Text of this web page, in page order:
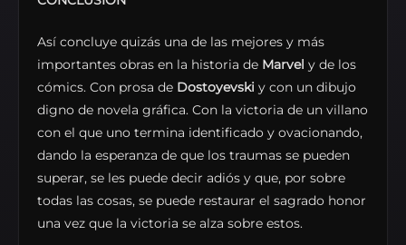
Así concluye quizás una de las mejores y más
importantes obras en la historia de Marvel y de los
cómics. Con prosa de Dostoyevski y con un dibujo
digno de novela gráfica. Con la victoria de un villano
con el que uno termina identificado y ovacionando,
dando la esperanza de que los traumas se pueden
superar, se les puede decir adiós y que, por sobre
todas las cosas, se puede restaurar el sagrado honor
una vez que la victoria se alza sobre estos.